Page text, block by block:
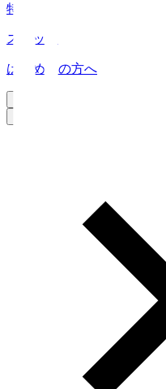
特集
スタッツ
はじめての方へ